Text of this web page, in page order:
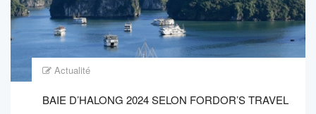
Actualité
BAIE D’HALONG 2024 SELON FORDOR’S TRAVEL